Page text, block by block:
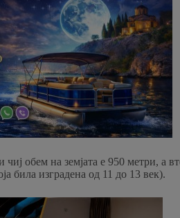
обем на земјата е 950 метри, а
била изградена од 11 до 13 век).